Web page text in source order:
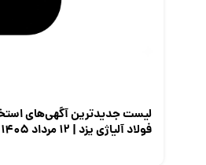
لیست جدیدترین آگهی‌های
فولاد آلیاژی یزد | ۱۲ مرداد ۱۴۰۵